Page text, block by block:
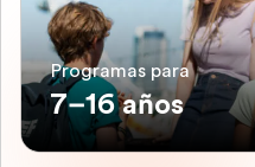
Programas para
7–16 años